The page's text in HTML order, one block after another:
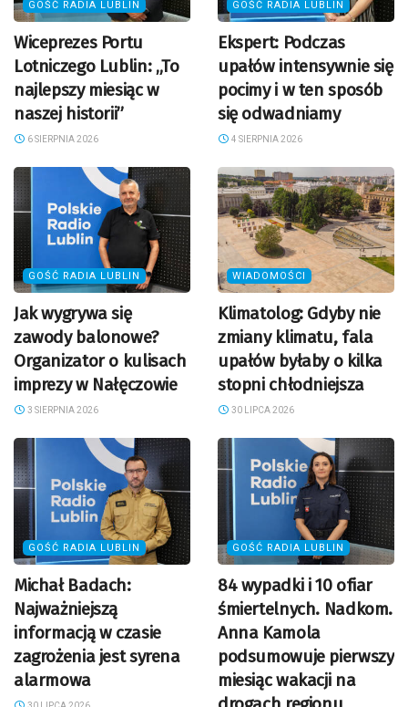
GOŚĆ RADIA LUBLIN
Wiceprezes Portu
Lotniczego Lublin: „To
najlepszy miesiąc w
naszej historii”
6 SIERPNIA 2026
GOŚĆ RADIA LUBLIN
Ekspert: Podczas
upałów intensywnie się
pocimy i w ten sposób
się odwadniamy
4 SIERPNIA 2026
GOŚĆ RADIA LUBLIN
Jak wygrywa się
zawody balonowe?
Organizator o kulisach
imprezy w Nałęczowie
3 SIERPNIA 2026
WIADOMOŚCI
Klimatolog: Gdyby nie
zmiany klimatu, fala
upałów byłaby o kilka
stopni chłodniejsza
30 LIPCA 2026
GOŚĆ RADIA LUBLIN
Michał Badach:
Najważniejszą
informacją w czasie
zagrożenia jest syrena
alarmowa
GOŚĆ RADIA LUBLIN
84 wypadki i 10 ofiar
śmiertelnych. Nadkom.
Anna Kamola
podsumowuje pierwszy
miesiąc wakacji na